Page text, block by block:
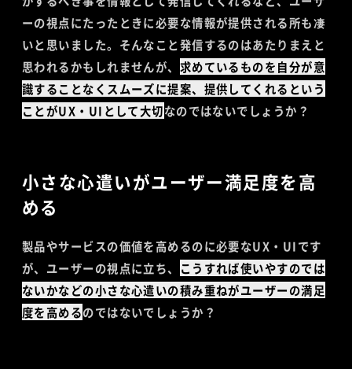
ーの視点にたったときに必要な情報が提供される所も凄
いと思いました。そんなこと発信するのはあたりまえと
思われるかもしれませんが、 求めているものを自分が意
識することなくスムーズに提案、提供してくれるという
ことがUX・UIとして大切なのではないでしょうか？
小さな心遣いがユーザー満足度を高
める
製品やサービスの価値を高めるのに必要なUX・UIです
が、ユーザーの視点に立ち、
こうすれば使いやすのでは
ないかなどの小さな心遣いの積み重ねがユーザーの満足
度を高めるのではないでしょうか？